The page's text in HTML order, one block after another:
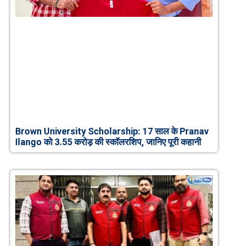
Brown University Scholarship: 17 साल के Pranav
Ilango को 3.55 करोड़ की स्कॉलरशिप, जानिए पूरी कहानी